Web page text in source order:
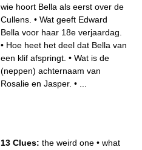
wie hoort Bella als eerst over de
Cullens. • Wat geeft Edward
Bella voor haar 18e verjaardag.
• Hoe heet het deel dat Bella van
een klif afspringt. • Wat is de
(neppen) achternaam van
Rosalie en Jasper. •
13 Clues: the weird one • what